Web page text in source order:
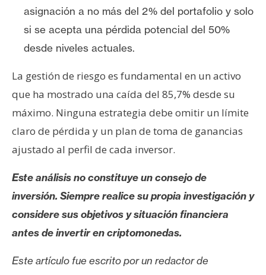
asignación a no más del 2% del portafolio y solo
si se acepta una pérdida potencial del 50%
desde niveles actuales.
La gestión de riesgo es fundamental en un activo
que ha mostrado una caída del 85,7% desde su
máximo. Ninguna estrategia debe omitir un límite
claro de pérdida y un plan de toma de ganancias
ajustado al perfil de cada inversor.
Este análisis no constituye un consejo de
inversión. Siempre realice su propia investigación y
considere sus objetivos y situación financiera
antes de invertir en criptomonedas.
Este artículo fue escrito por un redactor de